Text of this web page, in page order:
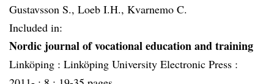
Gustavsson S., Loeb I.H., Kvarnemo C.
Included in:
Nordic journal of vocational education and training
Linköping : Linköping University Electronic Press :